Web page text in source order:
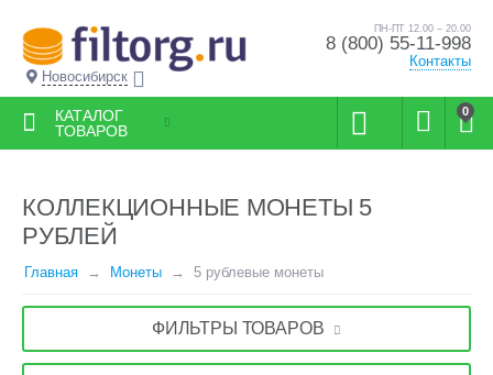
Новосибирск
ПН-ПТ 12.00 – 20.00
8 (800) 55-11-998
Контакты
0
КАТАЛОГ
ТОВАРОВ
КОЛЛЕКЦИОННЫЕ МОНЕТЫ 5
РУБЛЕЙ
Главная Монеты 5 рублевые монеты
ФИЛЬТРЫ ТОВАРОВ